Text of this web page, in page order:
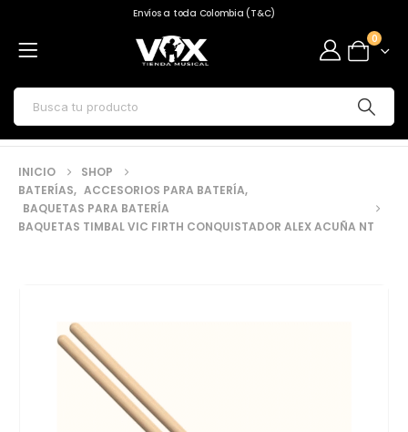
Envíos a toda Colombia (T&C)
0
INICIO
SHOP
BATERÍAS, ACCESORIOS PARA BATERÍA,
BAQUETAS PARA BATERÍA
BAQUETAS TIMBAL VIC FIRTH CONQUISTADOR ALEX ACUÑA NT